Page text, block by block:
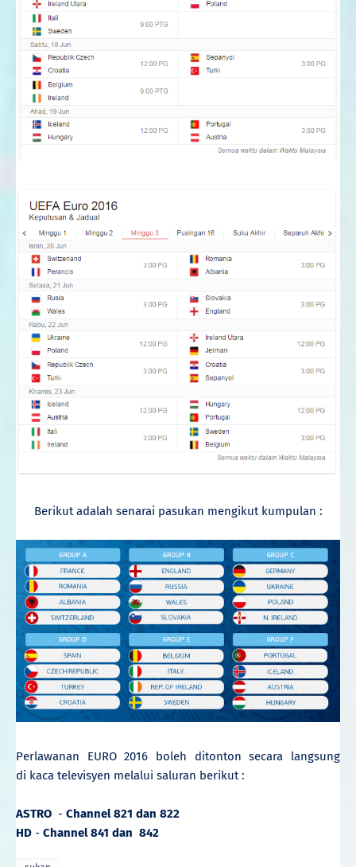
Berikut adalah senarai pasukan mengikut kumpulan :
Perlawanan EURO 2016 boleh ditonton secara langsung
di kaca televisyen melalui saluran berikut :
ASTRO - Channel 821 dan 822
HD - Channel 841 dan 842